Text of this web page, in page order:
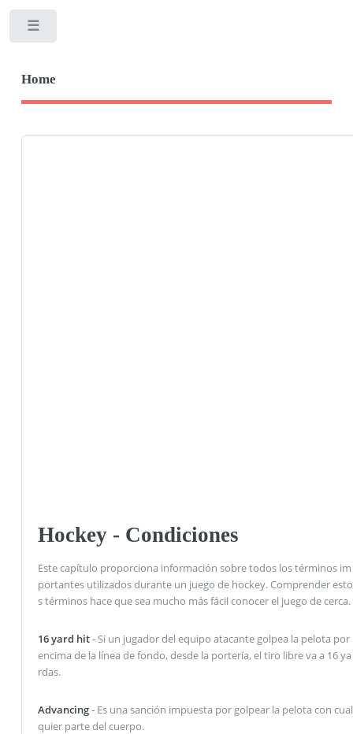
Home
Hockey - Condiciones
Este capítulo proporciona información sobre todos los términos im
portantes utilizados durante un juego de hockey. Comprender esto
s términos hace que sea mucho más fácil conocer el juego de cerca.
16 yard hit- Si un jugador del equipo atacante golpea la pelota por
encima de la línea de fondo, desde la portería, el tiro libre va a 16 ya
rdas.
Advancing- Es una sanción impuesta por golpear la pelota con cual
quier parte del cuerpo.